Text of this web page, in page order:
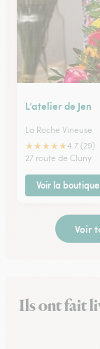
L’atelier de Jen
La Roche Vineuse
★★★★★4.7 (29)
27 route de Cluny
Voir la boutique
Voir
Ils ont fait